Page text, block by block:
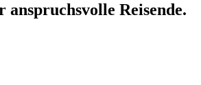
anspruchsvolle Reisende.